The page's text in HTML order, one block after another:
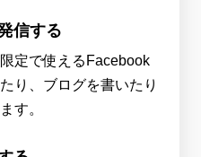
信する
定で使えるFacebook
り、ブログを書いたり
す。